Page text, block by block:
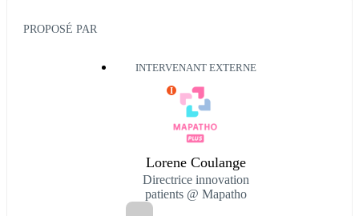
PROPOSÉ PAR
INTERVENANT EXTERNE
I
Lorene Coulange
Directrice innovation
patients @ Mapatho